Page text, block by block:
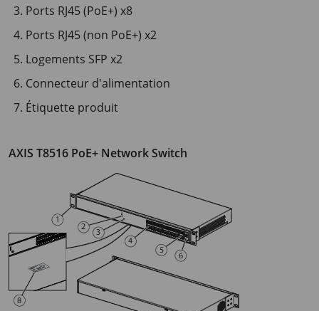
Ports RJ45 (PoE+) x8
Ports RJ45 (non PoE+) x2
Logements SFP x2
Connecteur d'alimentation
Étiquette produit
AXIS T8516 PoE+ Network Switch